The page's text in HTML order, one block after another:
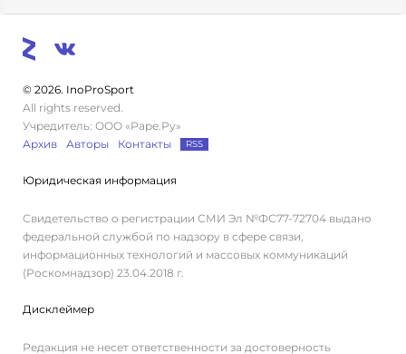
© 2026. InoProSport
All rights reserved.
Учредитель: ООО «Раре.Ру»
Архив
Авторы Контакты RSS
Юридическая информация
Свидетельство о регистрации СМИ Эл №ФС77-72704 выдано
федеральной службой по надзору в сфере связи,
информационных технологий и массовых коммуникаций
(Роскомнадзор) 23.04.2018 г.
Дисклеймер
Редакция не несет ответственности за достоверность